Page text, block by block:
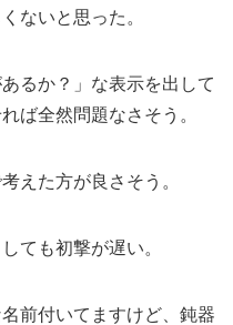
ないと思った。
るか？」な表示を出して
ば全然問題なさそう。
えた方が良さそう。
ても初撃が遅い。
前付いてますけど、鈍器